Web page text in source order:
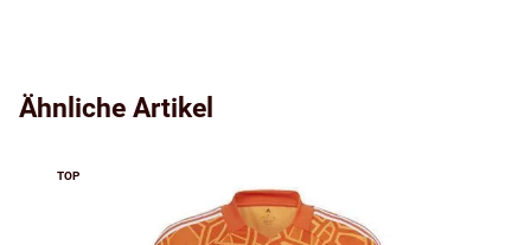
Ähnliche Artikel
TOP